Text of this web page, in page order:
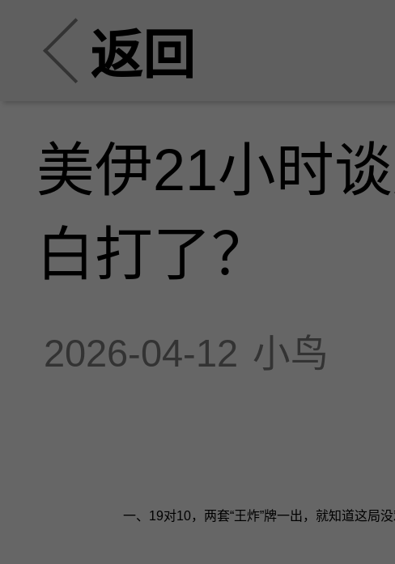
返回
美伊21小时
白打了？
2026-04-12 小鸟
一、19对10，两套“王炸”牌一出，就知道这局